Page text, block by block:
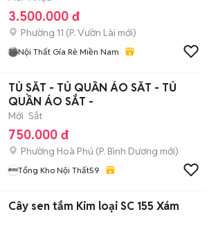
3.500.000 đ
Phường 11 (P. Vườn Lài mới)
Nội Thất Gía Rẻ Miền Nam
TỦ SẮT - TỦ QUẦN ÁO SẮT - TỦ
QUẦN ÁO SẮT -
Mới Sắt
750.000 đ
Phường Hoà Phú (P. Bình Dương mới)
Tổng Kho Nội Thất59
Cây sen tắm Kim loại SC 155 Xám